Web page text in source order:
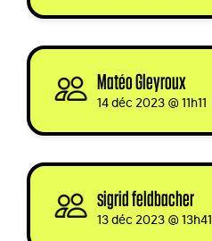
Matéo Gleyroux
14 déc 2023 @ 11h11
sigrid feldbacher
13 déc 2023 @ 13h41